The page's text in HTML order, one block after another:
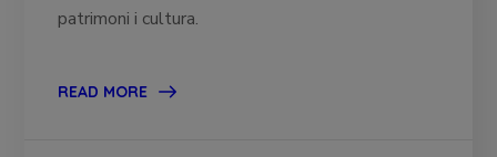
patrimoni i cultura.
READ MORE